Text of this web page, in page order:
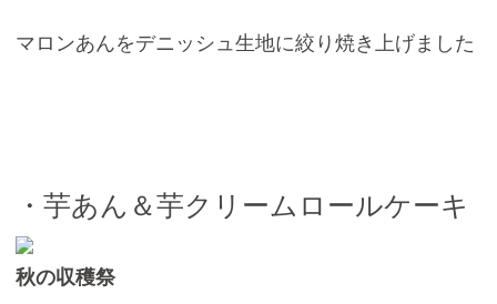
マロンあんをデニッシュ生地に絞り焼き上げました
・芋あん＆芋クリームロールケーキ
秋の収穫祭